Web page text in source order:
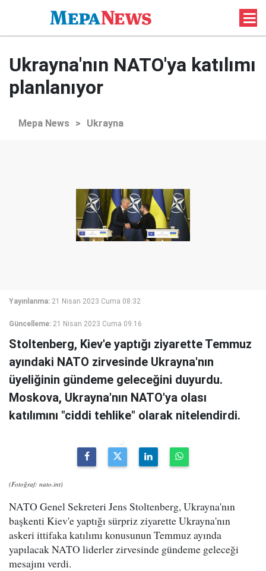
Ukrayna'nın NATO'ya katılımı
planlanıyor
Mepa News > Ukrayna
Yayınlanma: 21 Nisan 2023 Cuma 08:32
Güncelleme: 21 Nisan 2023 Cuma 09:16
Stoltenberg, Kiev'e yaptığı ziyarette Temmuz
ayındaki NATO zirvesinde Ukrayna'nın
üyeliğinin gündeme geleceğini duyurdu.
Moskova, Ukrayna'nın NATO'ya olası
katılımını "ciddi tehlike" olarak nitelendirdi.
(Fotoğraf: nato.int)
NATO Genel Sekreteri Jens Stoltenberg, Ukrayna'nın
başkenti Kiev'e yaptığı sürpriz ziyarette Ukrayna'nın
askeri ittifaka katılımı konusunun Temmuz ayında
yapılacak NATO liderler zirvesinde gündeme geleceği
mesajını verdi.